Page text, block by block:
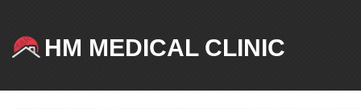
HM MEDICAL CLINIC